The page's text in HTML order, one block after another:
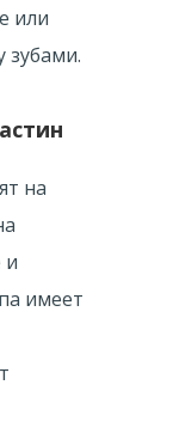
или
зубами.
на
и
имеет